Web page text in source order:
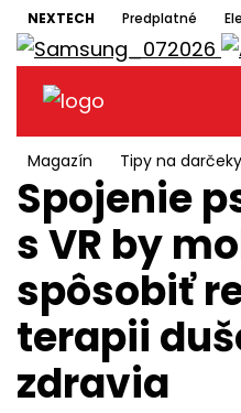
NEXTECH Predplatné
Magazín Tipy na darčeky
Spojenie
s VR by
spôsobiť
terapii
zdravia